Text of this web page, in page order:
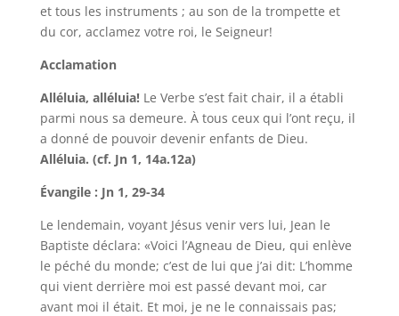
et tous les instruments ; au son de la trompette et
du cor, acclamez votre roi, le Seigneur!
Acclamation
Alléluia, alléluia!Le Verbe s’est fait chair, il a établi
parmi nous sa demeure. À tous ceux qui l’ont reçu, il
a donné de pouvoir devenir enfants de Dieu.
Alléluia. (cf. Jn 1, 14a.12a)
Évangile : Jn 1, 29-34
Le lendemain, voyant Jésus venir vers lui, Jean le
Baptiste déclara: «Voici l’Agneau de Dieu, qui enlève
le péché du monde; c’est de lui que j’ai dit: L’homme
qui vient derrière moi est passé devant moi, car
avant moi il était. Et moi, je ne le connaissais pas;